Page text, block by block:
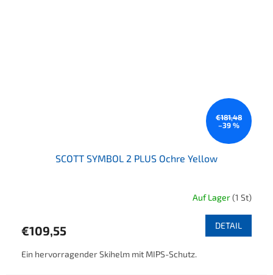
€181,48
–39 %
SCOTT SYMBOL 2 PLUS Ochre Yellow
Auf Lager(1 St)
€109,55 DETAIL
Ein hervorragender Skihelm mit MIPS-Schutz.